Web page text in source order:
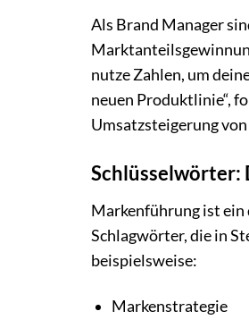
Als Brand Manager
nutze Zahlen, um
neuen Produktlinie“,
Umsatzsteigerung
Schlüsselwörter:
Markenführung ist ein
Schlagwörter, die in
beispielsweise:
Markenstrategie